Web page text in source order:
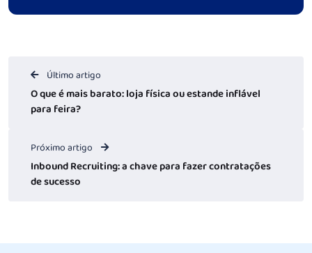
Último artigo
O que é mais barato: loja física ou estande inflável
para feira?
Próximo artigo
Inbound Recruiting: a chave para fazer contratações
de sucesso